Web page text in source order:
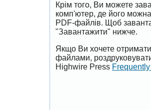
Крім того, Ви можете
комп'ютер, де його
PDF-файлів. Щоб
"Завантажити" нижче.
Якщо Ви хочете
файлами,
Highwire Press